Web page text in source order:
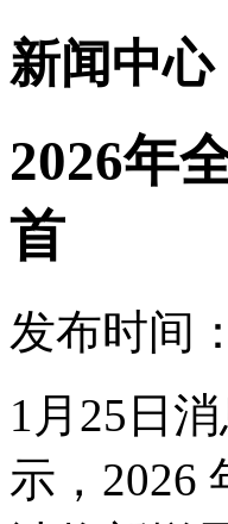
新闻中心
2026年
首
发布时间
1月25日
示，2026